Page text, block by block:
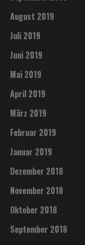
August 2019
Juli 2019
Juni 2019
Mai 2019
April 2019
März 2019
Februar 2019
Januar 2019
Dezember 2018
November 2018
Oktober 2018
September 2018